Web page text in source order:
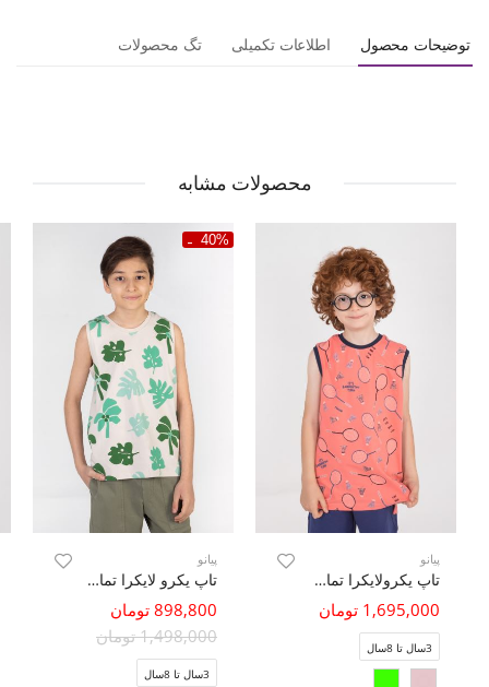
توضیحات محصول اطلاعات تکمیلی تگ محصولات
محصولات مشابه
پیانو
تاپ یکرولایکرا تمام چاپ
1,695,000 تومان
3سال تا 8سال
40%
پیانو
تاپ یکرو لایکرا تمام چاپ هاوایی
898,800 تومان
1,498,000 تومان
3سال تا 8سال